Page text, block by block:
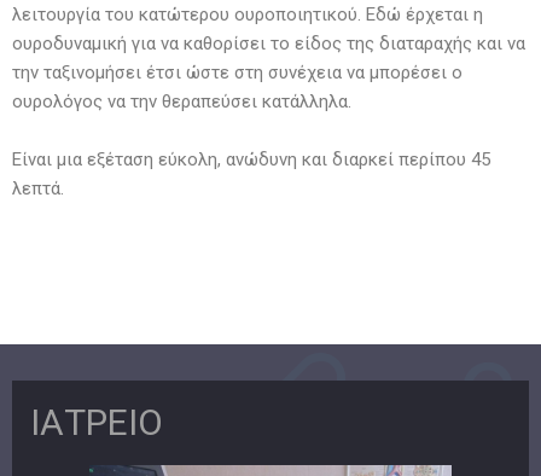
λειτουργία του κατώτερου ουροποιητικού. Εδώ έρχεται η
ουροδυναμική για να καθορίσει το είδος της διαταραχής και να
την ταξινομήσει έτσι ώστε στη συνέχεια να μπορέσει ο
ουρολόγος να την θεραπεύσει κατάλληλα.
Είναι μια εξέταση εύκολη, ανώδυνη και διαρκεί περίπου 45
λεπτά.
ΙΑΤΡΕΙΟ